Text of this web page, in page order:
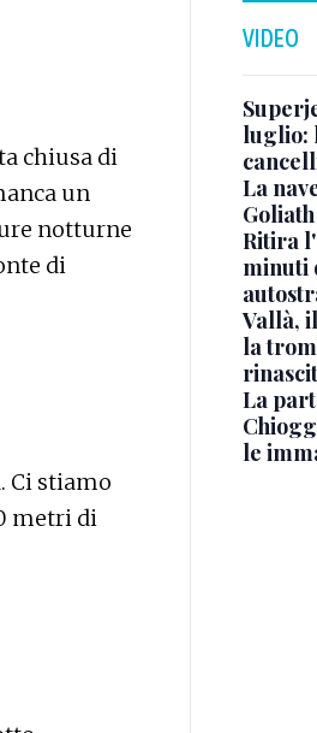
chiusa di
un
notturne
di
Ci stiamo
metri di
VIDEO
luglio:
La
Ritira
minuti
Vallà,
la
La
le